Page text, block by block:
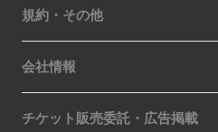
規約・その他
会社情報
チケット販売委託・広告掲載